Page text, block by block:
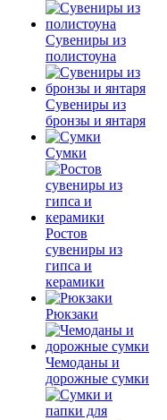
Сувениры из
полистоуна
Сувениры из
бронзы и янтаря
Сумки
Ростов
сувениры из
гипса и
керамики
Рюкзаки
Чемоданы и
дорожные сумки